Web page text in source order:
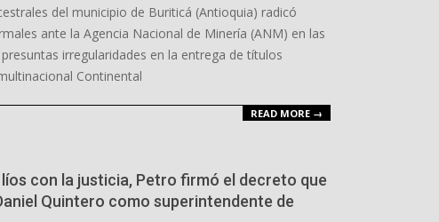
del municipio de Buriticá (Antioquia) radicó
ante la Agencia Nacional de Minería (ANM) en las
irregularidades en la entrega de títulos
Continental
READ MORE →
líos con la justicia, Petro firmó el decreto que
Quintero como superintendente de